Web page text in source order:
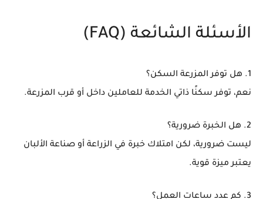
الأسئلة الشائعة (FAQ)
1. هل توفر المزرعة السكن؟
نعم، توفر سكنًا ذاتي الخدمة للعاملين داخل أو قرب المزرعة.
2. هل الخبرة ضرورية؟
ليست ضرورية، لكن امتلاك خبرة في الزراعة أو صناعة الألبان
يعتبر ميزة قوية.
3. كم عدد ساعات العمل؟